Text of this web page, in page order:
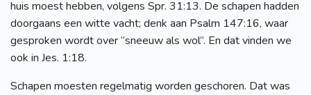
huis moest hebben, volgens Spr. 31:13. De schapen hadden
doorgaans een witte vacht; denk aan Psalm 147:16, waar
gesproken wordt over “sneeuw als wol”. En dat vinden we
ook in Jes. 1:18.
Schapen moesten regelmatig worden geschoren. Dat was